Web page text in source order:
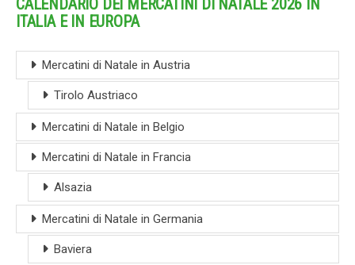
ITALIA E IN EUROPA
Mercatini di Natale in Austria
Tirolo Austriaco
Mercatini di Natale in Belgio
Mercatini di Natale in Francia
Alsazia
Mercatini di Natale in Germania
Baviera